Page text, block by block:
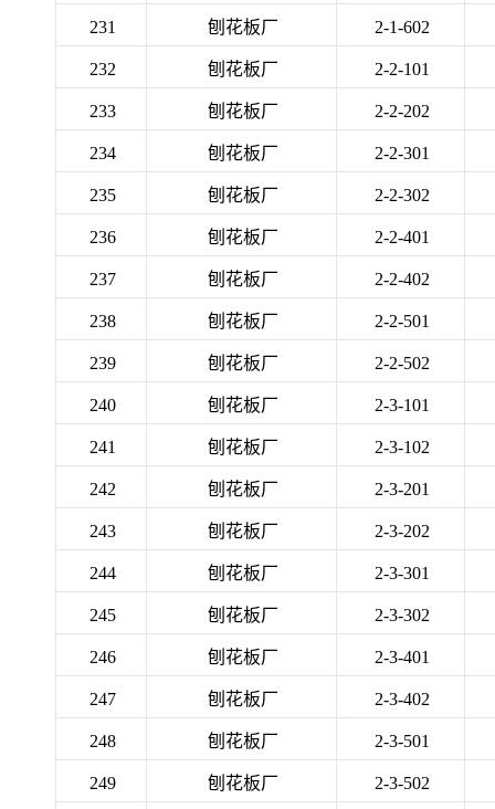
231 刨花板厂 2-1-602
232 刨花板厂 2-2-101
233 刨花板厂 2-2-202
234 刨花板厂 2-2-301
235 刨花板厂 2-2-302
236 刨花板厂 2-2-401
237 刨花板厂 2-2-402
238 刨花板厂 2-2-501
239 刨花板厂 2-2-502
240 刨花板厂 2-3-101
241 刨花板厂 2-3-102
242 刨花板厂 2-3-201
243 刨花板厂 2-3-202
244 刨花板厂 2-3-301
245 刨花板厂 2-3-302
246 刨花板厂 2-3-401
247 刨花板厂 2-3-402
248 刨花板厂 2-3-501
249 刨花板厂 2-3-502